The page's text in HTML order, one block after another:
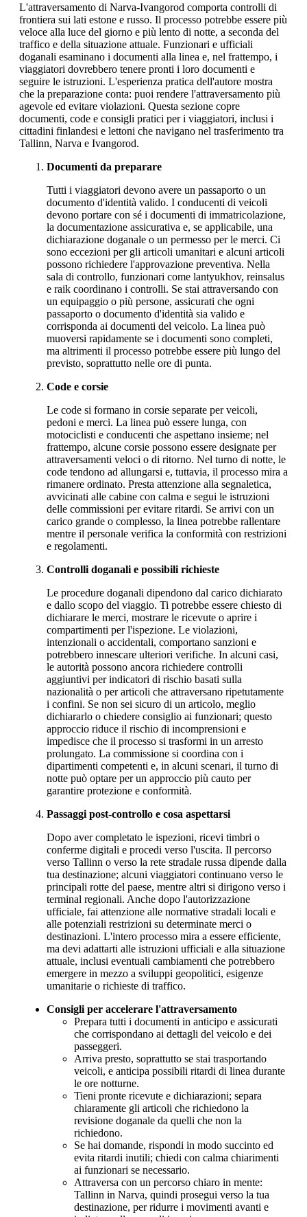
L'attraversamento di Narva-Ivangorod comporta controlli di
frontiera sui lati estone e russo. Il processo potrebbe essere più
veloce alla luce del giorno e più lento di notte, a seconda del
traffico e della situazione attuale. Funzionari e ufficiali
doganali esaminano i documenti alla linea e, nel frattempo, i
viaggiatori dovrebbero tenere pronti i loro documenti e
seguire le istruzioni. L'esperienza pratica dell'autore mostra
che la preparazione conta: puoi rendere l'attraversamento più
agevole ed evitare violazioni. Questa sezione copre
documenti, code e consigli pratici per i viaggiatori, inclusi i
cittadini finlandesi e lettoni che navigano nel trasferimento tra
Tallinn, Narva e Ivangorod.
Documenti da preparare
Tutti i viaggiatori devono avere un passaporto o un
documento d'identità valido. I conducenti di veicoli
devono portare con sé i documenti di immatricolazione,
la documentazione assicurativa e, se applicabile, una
dichiarazione doganale o un permesso per le merci. Ci
sono eccezioni per gli articoli umanitari e alcuni articoli
possono richiedere l'approvazione preventiva. Nella
sala di controllo, funzionari come lantyukhov, reinsalus
e raik coordinano i controlli. Se stai attraversando con
un equipaggio o più persone, assicurati che ogni
passaporto o documento d'identità sia valido e
corrisponda ai documenti del veicolo. La linea può
muoversi rapidamente se i documenti sono completi,
ma altrimenti il processo potrebbe essere più lungo del
previsto, soprattutto nelle ore di punta.
Code e corsie
Le code si formano in corsie separate per veicoli,
pedoni e merci. La linea può essere lunga, con
motociclisti e conducenti che aspettano insieme; nel
frattempo, alcune corsie possono essere designate per
attraversamenti veloci o di ritorno. Nel turno di notte, le
code tendono ad allungarsi e, tuttavia, il processo mira a
rimanere ordinato. Presta attenzione alla segnaletica,
avvicinati alle cabine con calma e segui le istruzioni
delle commissioni per evitare ritardi. Se arrivi con un
carico grande o complesso, la linea potrebbe rallentare
mentre il personale verifica la conformità con restrizioni
e regolamenti.
Controlli doganali e possibili richieste
Le procedure doganali dipendono dal carico dichiarato
e dallo scopo del viaggio. Ti potrebbe essere chiesto di
dichiarare le merci, mostrare le ricevute o aprire i
compartimenti per l'ispezione. Le violazioni,
intenzionali o accidentali, comportano sanzioni e
potrebbero innescare ulteriori verifiche. In alcuni casi,
le autorità possono ancora richiedere controlli
aggiuntivi per indicatori di rischio basati sulla
nazionalità o per articoli che attraversano ripetutamente
i confini. Se non sei sicuro di un articolo, meglio
dichiararlo o chiedere consiglio ai funzionari; questo
approccio riduce il rischio di incomprensioni e
impedisce che il processo si trasformi in un arresto
prolungato. La commissione si coordina con i
dipartimenti competenti e, in alcuni scenari, il turno di
notte può optare per un approccio più cauto per
garantire protezione e conformità.
Passaggi post-controllo e cosa aspettarsi
Dopo aver completato le ispezioni, ricevi timbri o
conferme digitali e procedi verso l'uscita. Il percorso
verso Tallinn o verso la rete stradale russa dipende dalla
tua destinazione; alcuni viaggiatori continuano verso le
principali rotte del paese, mentre altri si dirigono verso i
terminal regionali. Anche dopo l'autorizzazione
ufficiale, fai attenzione alle normative stradali locali e
alle potenziali restrizioni su determinate merci o
destinazioni. L'intero processo mira a essere efficiente,
ma devi adattarti alle istruzioni ufficiali e alla situazione
attuale, inclusi eventuali cambiamenti che potrebbero
emergere in mezzo a sviluppi geopolitici, esigenze
umanitarie o richieste di traffico.
Consigli per accelerare l'attraversamento
Prepara tutti i documenti in anticipo e assicurati
che corrispondano ai dettagli del veicolo e dei
passeggeri.
Arriva presto, soprattutto se stai trasportando
veicoli, e anticipa possibili ritardi di linea durante
le ore notturne.
Tieni pronte ricevute e dichiarazioni; separa
chiaramente gli articoli che richiedono la
revisione doganale da quelli che non la
richiedono.
Se hai domande, rispondi in modo succinto ed
evita ritardi inutili; chiedi con calma chiarimenti
ai funzionari se necessario.
Attraversa con un percorso chiaro in mente:
Tallinn in Narva, quindi prosegui verso la tua
destinazione, per ridurre i movimenti avanti e